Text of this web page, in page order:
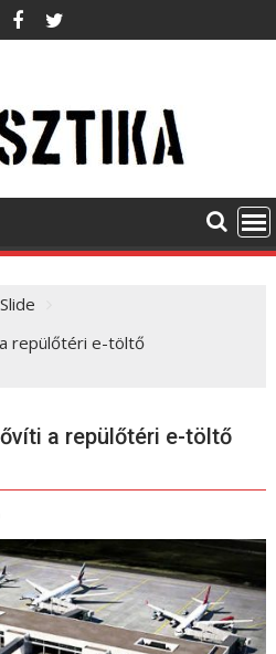
Slide
repülőtéri e-töltő
a repülőtéri e-töltő